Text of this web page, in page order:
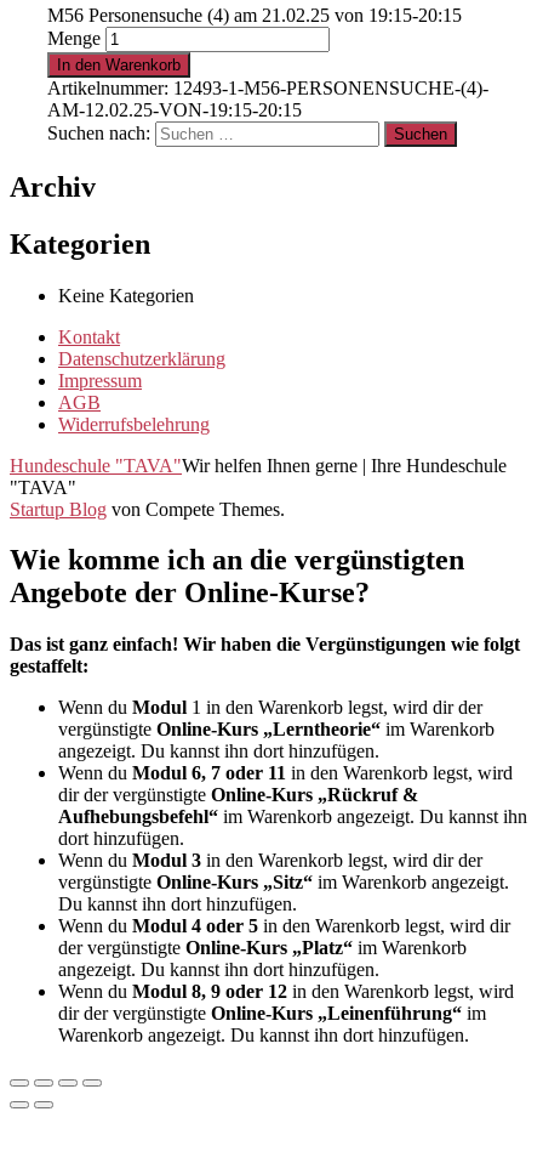
-geringe Teilnehmerzahl-
.
15% für Clubmitglieder!Infohier
.
Clubmitglied werden ?
M56 Personensuche (4) am 21.02.25 von 19:15-20:15
Menge
In den Warenkorb
Artikelnummer: 12493-1-M56-PERSONENSUCHE-(4)-
AM-12.02.25-VON-19:15-20:15
Suchen nach:
Archiv
Kategorien
Keine Kategorien
Kontakt
Datenschutzerklärung
Impressum
AGB
Widerrufsbelehrung
Hundeschule "TAVA"Wir helfen Ihnen gerne | Ihre Hundeschule
"TAVA"
Startup Blog von Compete Themes.
Wie komme ich an die vergünstigten
Angebote der Online-Kurse?
Das ist ganz einfach! Wir haben die Vergünstigungen wie folgt
gestaffelt:
Wenn du Modul 1 in den Warenkorb legst, wird dir der
vergünstigte Online-Kurs „Lerntheorie“ im Warenkorb
angezeigt. Du kannst ihn dort hinzufügen.
Wenn du Modul 6, 7 oder 11 in den Warenkorb legst, wird
dir der vergünstigte Online-Kurs „Rückruf &
Aufhebungsbefehl“ im Warenkorb angezeigt. Du kannst ihn
dort hinzufügen.
Wenn du Modul 3 in den Warenkorb legst, wird dir der
vergünstigte Online-Kurs „Sitz“ im Warenkorb angezeigt.
Du kannst ihn dort hinzufügen.
Wenn du Modul 4 oder 5 in den Warenkorb legst, wird dir
der vergünstigte Online-Kurs „Platz“ im Warenkorb
angezeigt. Du kannst ihn dort hinzufügen.
Wenn du Modul 8, 9 oder 12 in den Warenkorb legst, wird
dir der vergünstigte Online-Kurs „Leinenführung“ im
Warenkorb angezeigt. Du kannst ihn dort hinzufügen.